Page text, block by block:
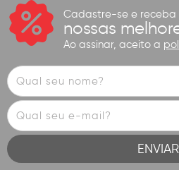
Cadastre-se e receba
nossas
Ao assinar, aceito a